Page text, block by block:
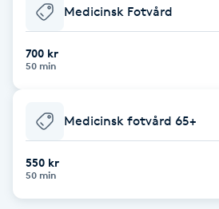
Babylights
Balayage
Bambumassage
Barber
Medicinsk Fotvård
700 kr
50 min
Medicinsk fotvård 65+
550 kr
50 min